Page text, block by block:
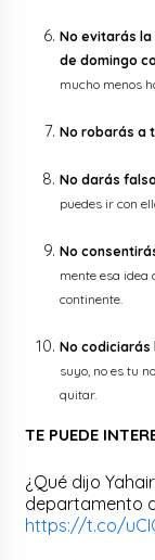
No evitarás
de domingo
mucho menos
No robarás a
No darás
puedes ir con
No
mente esa idea
continente.
No codiciarás
suyo, no es tu
quitar.
TE PUEDE
¿Qué dijo
departamento
https://t.co/